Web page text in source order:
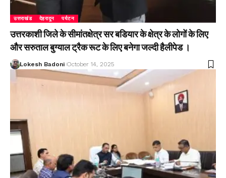
उत्तराखंड देहरादून पर्यटन
उत्तरकाशी जिले के सीमांतक्षेत्र सर बडियार के क्षेत्र के लोगों के लिए
और सरुताल बुग्याल ट्रैक रूट के लिए बनेगा जल्दी हैलीपेड ।
Lokesh Badoni October 14, 2025